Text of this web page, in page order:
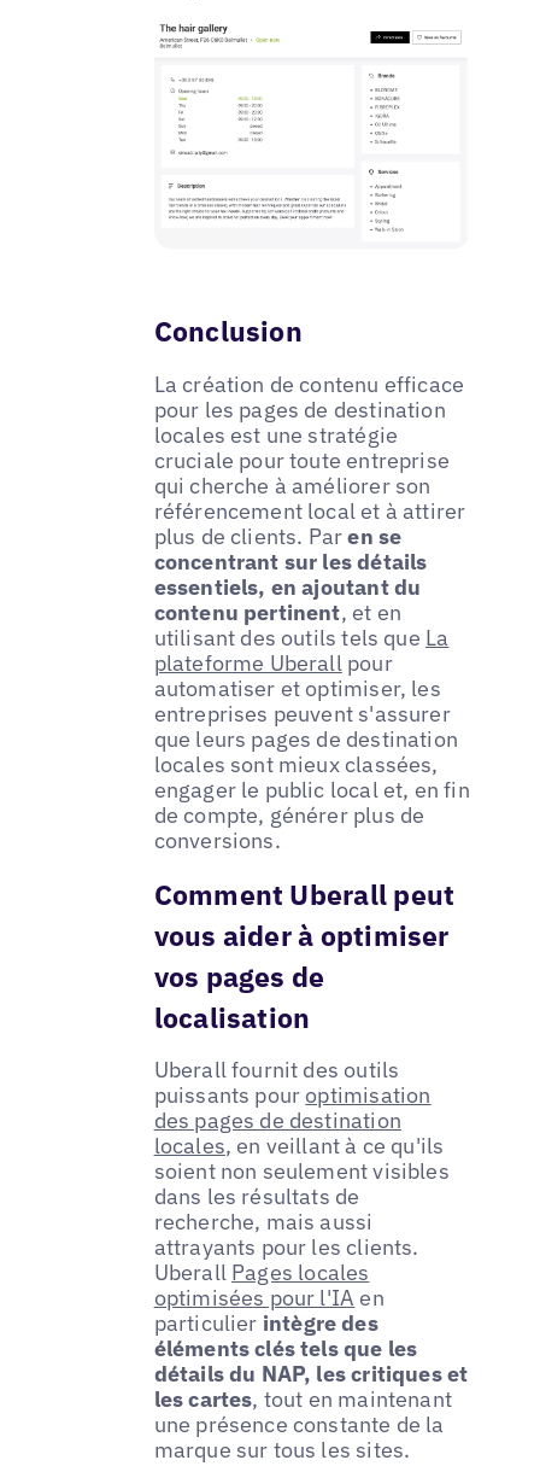
Conclusion
La création de contenu efficace
pour les pages de destination
locales est une stratégie
cruciale pour toute entreprise
qui cherche à améliorer son
référencement local et à attirer
plus de clients. Paren se
concentrant sur les détails
essentiels, en ajoutant du
contenu pertinent, et en
utilisant des outils tels que La
plateforme Uberallpour
automatiser et optimiser, les
entreprises peuvent s'assurer
que leurs pages de destination
locales sont mieux classées,
engager le public local et, en fin
de compte, générer plus de
conversions.
Comment Uberall peut
vous aider à optimiser
vos pages de
localisation
Uberall fournit des outils
puissants pour optimisation
des pages de destination
locales, en veillant à ce qu'ils
soient non seulement visibles
dans les résultats de
recherche, mais aussi
attrayants pour les clients.
Uberall Pages locales
optimisées pour l'IA en
particulier intègre des
éléments clés tels que les
détails du NAP, les critiques et
les cartes, tout en maintenant
une présence constante de la
marque sur tous les sites.